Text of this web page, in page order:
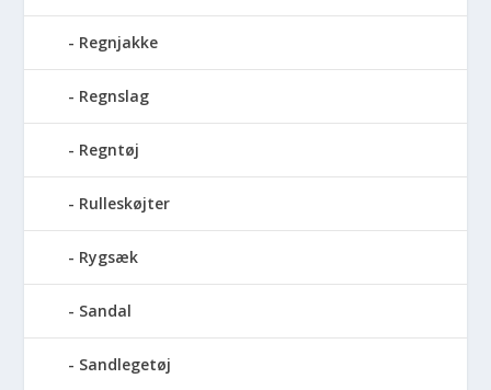
Regnjakke
Regnslag
Regntøj
Rulleskøjter
Rygsæk
Sandal
Sandlegetøj